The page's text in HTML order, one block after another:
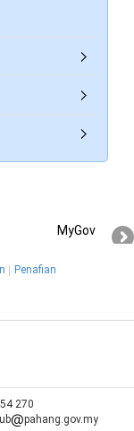
MyGov
Penafian
270
pahang.gov.my